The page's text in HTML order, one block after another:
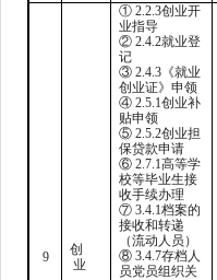
9
创
业
① 2.2.3创业开
业指导
② 2.4.2就业登
记
③ 2.4.3《就业
创业证》申领
④ 2.5.1创业补
贴申领
⑤ 2.5.2创业担
保贷款申请
⑥ 2.7.1高等学
校等毕业生接
收手续办理
⑦ 3.4.1档案的
接收和转递
（流动人员）
⑧ 3.4.7存档人
员党员组织关